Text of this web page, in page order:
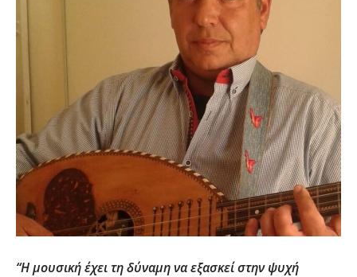
“Η μουσική έχει τη δύναμη να εξασκεί στην ψυχή